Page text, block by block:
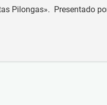
Pilongas». Presentado